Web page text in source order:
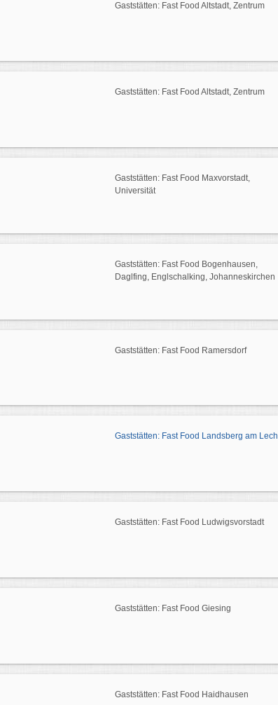
Gaststätten: Fast Food Altstadt, Zentrum
Gaststätten: Fast Food Altstadt, Zentrum
Gaststätten: Fast Food Maxvorstadt,
Universität
Gaststätten: Fast Food Bogenhausen,
Daglfing, Englschalking, Johanneskirchen
Gaststätten: Fast Food Ramersdorf
Gaststätten: Fast Food Landsberg am Lech
Gaststätten: Fast Food Ludwigsvorstadt
Gaststätten: Fast Food Giesing
Gaststätten: Fast Food Haidhausen